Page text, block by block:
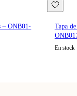
– ONB01-
Tapa
En stock